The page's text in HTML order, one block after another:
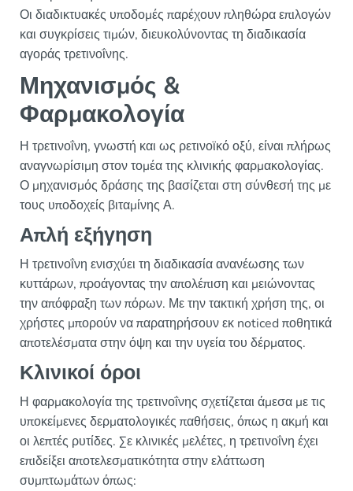
Οι διαδικτυακές υποδομές παρέχουν πληθώρα επιλογών
και συγκρίσεις τιμών, διευκολύνοντας τη διαδικασία
αγοράς τρετινοΐνης.
Μηχανισμός &
Φαρμακολογία
Η τρετινοΐνη, γνωστή και ως ρετινοϊκό οξύ, είναι πλήρως
αναγνωρίσιμη στον τομέα της κλινικής φαρμακολογίας.
Ο μηχανισμός δράσης της βασίζεται στη σύνθεσή της με
τους υποδοχείς βιταμίνης Α.
Απλή εξήγηση
Η τρετινοΐνη ενισχύει τη διαδικασία ανανέωσης των
κυττάρων, προάγοντας την απολέπιση και μειώνοντας
την απόφραξη των πόρων. Με την τακτική χρήση της, οι
χρήστες μπορούν να παρατηρήσουν εκ noticed ποθητικά
αποτελέσματα στην όψη και την υγεία του δέρματος.
Κλινικοί όροι
Η φαρμακολογία της τρετινοΐνης σχετίζεται άμεσα με τις
υποκείμενες δερματολογικές παθήσεις, όπως η ακμή και
οι λεπτές ρυτίδες. Σε κλινικές μελέτες, η τρετινοΐνη έχει
επιδείξει αποτελεσματικότητα στην ελάττωση
συμπτωμάτων όπως: